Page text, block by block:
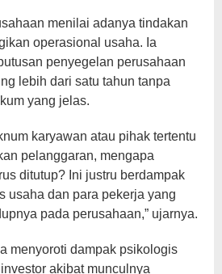
menilai adanya tindakan
operasional usaha. Ia
penyegelan perusahaan
lebih dari satu tahun tanpa
yang jelas.
karyawan atau pihak tertentu
pelanggaran, mengapa
ditutup? Ini justru berdampak
usaha dan para pekerja yang
pada perusahaan,” ujarnya.
menyoroti dampak psikologis
akibat munculnya